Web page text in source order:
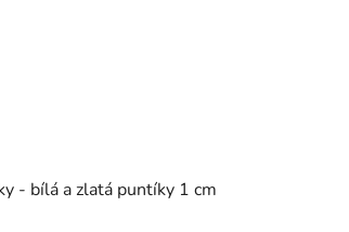
- bílá a zlatá puntíky 1 cm